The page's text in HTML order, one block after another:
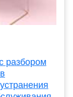
разбором